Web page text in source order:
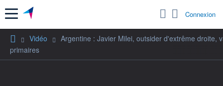
Menu Connexion
Vidéo
Argentine : Javier Milei, outsider d'extrême droite,
primaires